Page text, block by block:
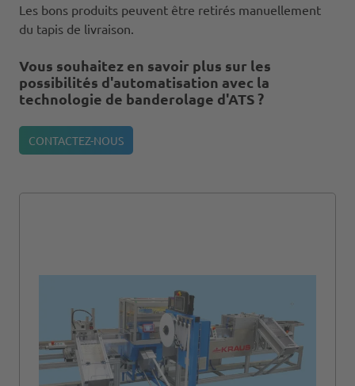
Les bons produits peuvent être retirés manuellement
du tapis de livraison.
Vous souhaitez en savoir plus sur les
possibilités d'automatisation avec la
technologie de banderolage d'ATS ?
CONTACTEZ-NOUS